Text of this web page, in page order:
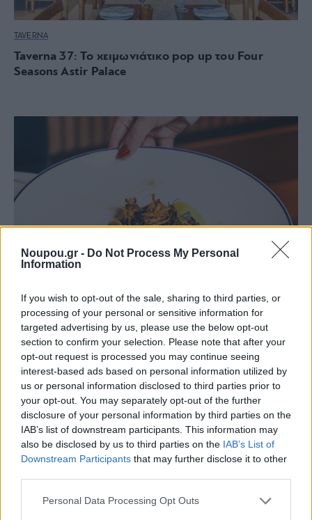
Noupou.gr - Do Not Process My Personal
Information
If you wish to opt-out of the sale, sharing to third parties, or
processing of your personal or sensitive information for
targeted advertising by us, please use the below opt-out
section to confirm your selection. Please note that after your
opt-out request is processed you may continue seeing
interest-based ads based on personal information utilized by
us or personal information disclosed to third parties prior to
your opt-out. You may separately opt-out of the further
disclosure of your personal information by third parties on the
IAB’s list of downstream participants. This information may
also be disclosed by us to third parties on the IAB’s List of
Downstream Participants that may further disclose it to other
Please note that this website/app uses one or more Google
Personal Data Processing Opt Outs
TAVERNA
Taverna 37: Το χειμωνιάτικο pop up του Four
Seasons Astir Palace
ΙΤΑΛΙΚΟ
Mercato: H πιο στυλάτη τρατορία των νοτίων στο
Four Seasons Astir Palace